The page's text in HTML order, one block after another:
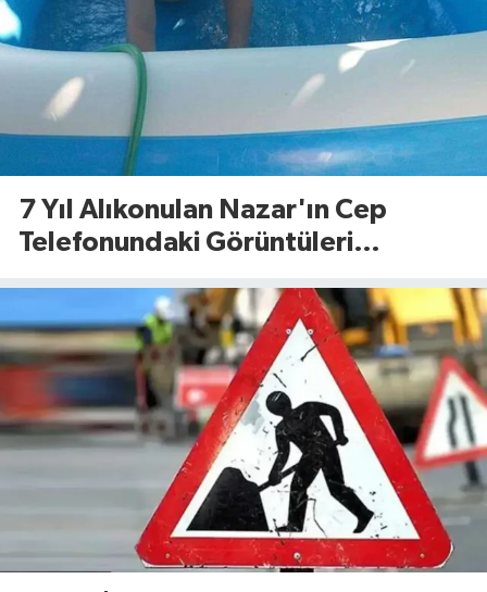
7 Yıl Alıkonulan Nazar'ın Cep
Telefonundaki Görüntüleri